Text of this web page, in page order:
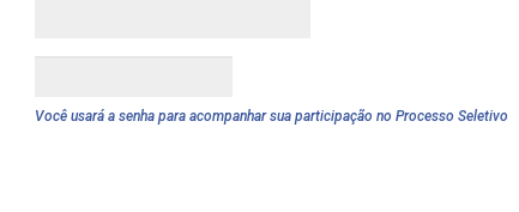
Você usará a senha para acompanhar sua participação no Processo Seletivo